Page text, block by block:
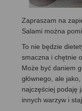
Zapraszam na
Salami można
To nie będzie
smaczna i chętnie
Może być daniem
głównego, ale
najczęściej podaję
innych warzyw i